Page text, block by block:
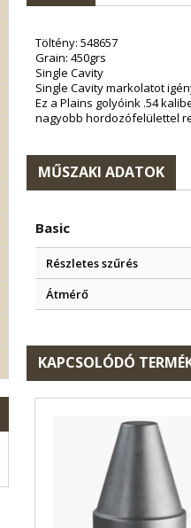
Töltény: 548657
Grain: 450grs
Single Cavity
Single Cavity markolatot
Ez a Plains golyóink .54
nagyobb hordozófelülettel
MŰSZAKI ADATOK
Basic
Részletes szűrés
Átmérő
KAPCSOLÓDÓ